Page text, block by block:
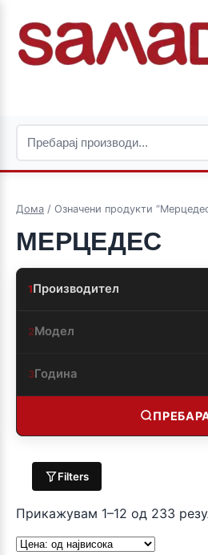
Дома / Означени продукти
МЕРЦЕДЕС
1Производител
2Модел
3Година
Filters
Прикажувам 1–12 од 233